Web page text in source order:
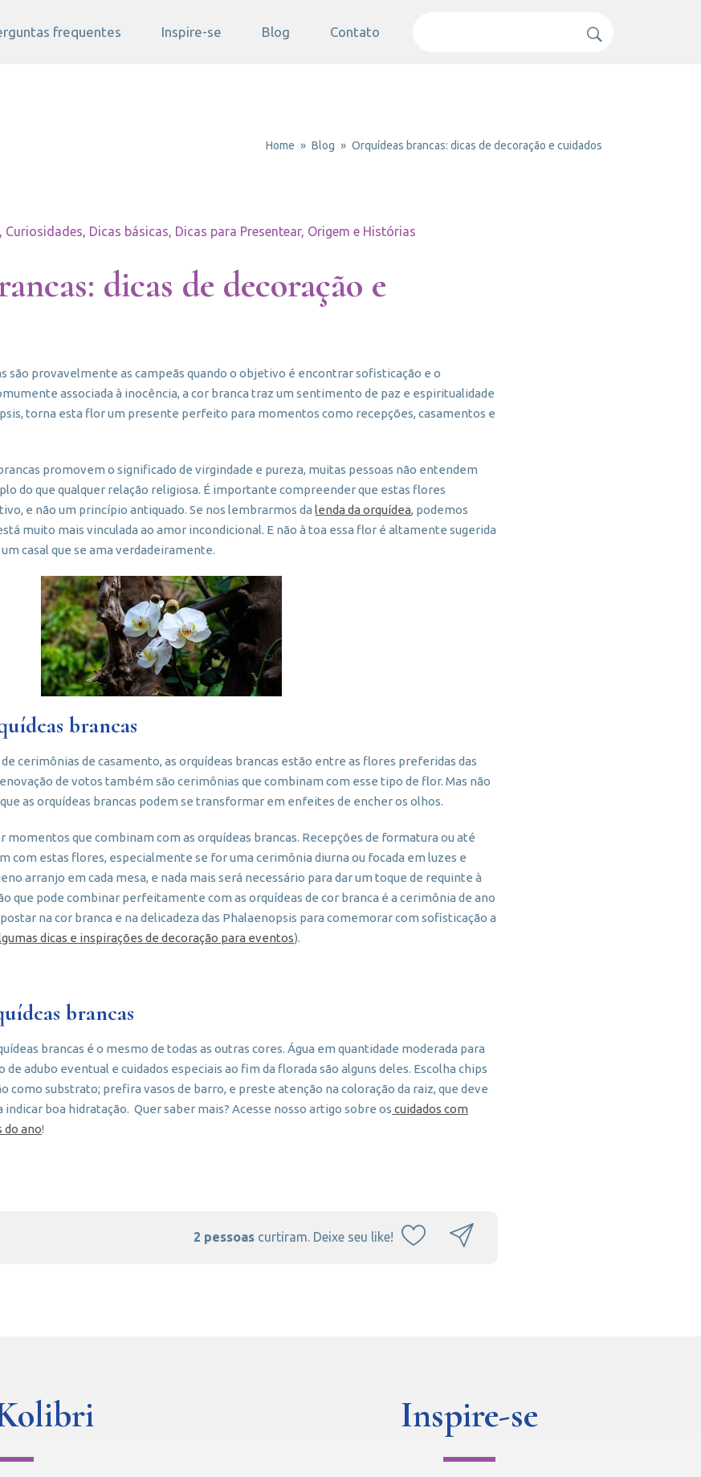
frequentes Inspire-se Blog Contato
Home Blog Orquídeas brancas: dicas de decoração e cuidados
Dicas básicas, Dicas para Presentear, Origem e Histórias
dicas de decoração e
são provavelmente as campeãs quando o objetivo é encontrar sofisticação e o
associada à inocência, a cor branca traz um sentimento de paz e espiritualidade
torna esta flor um presente perfeito para momentos como recepções, casamentos e
promovem o significado de virgindade e pureza, muitas pessoas não entendem
do que qualquer relação religiosa. É importante compreender que estas flores
e não um princípio antiquado. Se nos lembrarmos dalenda da orquídea, podemos
muito mais vinculada ao amor incondicional. E não à toa essa flor é altamente sugerida
casal que se ama verdadeiramente.
brancas
cerimônias de casamento, as orquídeas brancas estão entre as flores preferidas das
de votos também são cerimônias que combinam com esse tipo de flor. Mas não
as orquídeas brancas podem se transformar em enfeites de encher os olhos.
momentos que combinam com as orquídeas brancas. Recepções de formatura ou até
com estas flores, especialmente se for uma cerimônia diurna ou focada em luzes e
arranjo em cada mesa, e nada mais será necessário para dar um toque de requinte à
que pode combinar perfeitamente com as orquídeas de cor branca é a cerimônia de ano
na cor branca e na delicadeza das Phalaenopsis para comemorar com sofisticação a
dicas e inspirações de decoração para eventos).
brancas
brancas é o mesmo de todas as outras cores. Água em quantidade moderada para
de adubo eventual e cuidados especiais ao fim da florada são alguns deles. Escolha chips
como substrato; prefira vasos de barro, e preste atenção na coloração da raiz, que deve
boa hidratação. Quer saber mais? Acesse nosso artigo sobre os cuidados com
do ano!
2 pessoascurtiram. Deixe seu like!
Inspire-se